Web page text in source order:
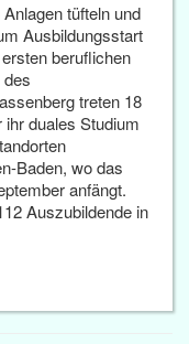
tüfteln und
Ausbildungsstart
beruflichen
treten 18
duales Studium
Baden, wo das
anfängt.
Auszubildende in